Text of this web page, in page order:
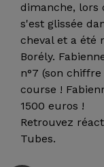
dimanche, lors
s'est glissée
cheval et a été
Borély.
n°7 (son
course !
1500 euros !
Retrouvez
Tubes.